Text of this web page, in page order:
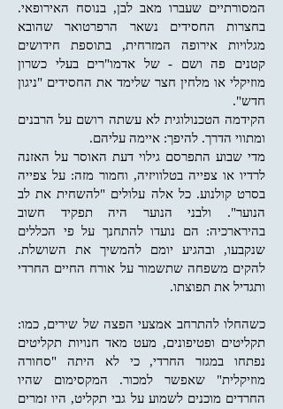
המסורתיים שעברו מאב לבן, בנוסח האירופאי.
בחצרות החסידים נשאר הרפרטואר שהובא
מגלויות אירופה המזרחית, בתוספת חידושים
קטנים פה ושם - של אדמו"רים בעלי כשרון
מוזיקלי או מלחין חצר שלימד את החסידים "ניגון
חדש".
הקידמה הטכנולוגית לא עשתה רושם על הרבנים
ומתווי הדרך. להיפך: איימה עליהם.
מדי שבוע התפרסם גילוי דעת האוסר על האזנה
לרדיו או צפייה בטלוויזיה, וחמור מזה: על צפייה
בסרט קולנוע. כל אלה עלולים "להשחית את לב
הנוער". ולבני הנוער היה תפקיד חשוב
בהירארכיה: הם נועדו להתחנך על פי הכללים
שנקבעו, ובהגיע יומם להמשיך את השושלת.
להקים משפחה שתשמור על אורח החיים החרדי
ותגדיל את תפוצתו.
כשהחלו להתרחב אמצעי הפצה של שירים, כמו:
תקליטים ופטיפונים, מעט מאד חנויות תקליטים
נפתחו במגזר החרדי, כי לא היתה "סחורה
מוזיקלית" שאפשר למכור. המקסימום שהיו
החרדים מוכנים לשמוע על גבי תקליט, היו זמרים